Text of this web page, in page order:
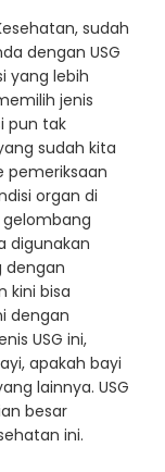
sudah
dengan USG
yang lebih
jenis
pun tak
sudah kita
pemeriksaan
organ di
digunakan
dengan
kini bisa
dengan
USG ini,
apakah bayi
lainnya. USG
besar
ini.